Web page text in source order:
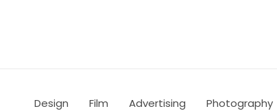
Design Film Advertising Photography